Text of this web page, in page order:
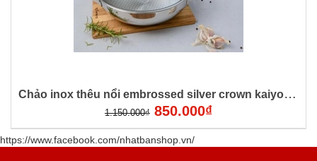
Chảo inox thêu nổi embrossed silver crown kaiyo 2 tay cầm size 28
1.150.000₫ 850.000₫
https://www.facebook.com/nhatbanshop.vn/